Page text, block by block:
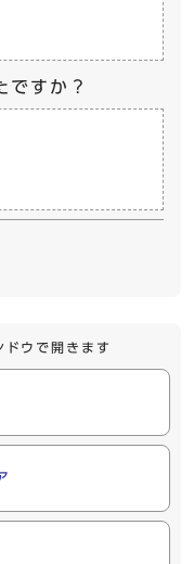
ですか？
ドウで開きます